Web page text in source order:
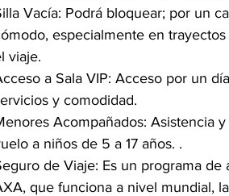
Vacía: Podrá bloquear; por un
especialmente en
viaje.
a Sala VIP: Acceso por un
y comodidad.
Acompañados: Asistencia
a niños de 5 a 17 años. .
de Viaje: Es un programa
que funciona a nivel mundial,